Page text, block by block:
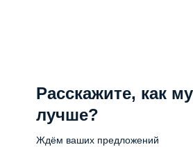
Расскажите, как
лучше?
Ждём ваших предложений